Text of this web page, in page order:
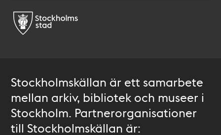
Stockholmskällan är ett samarbete
mellan arkiv, bibliotek och museer i
Stockholm. Partnerorganisationer
till Stockholmskällan är: